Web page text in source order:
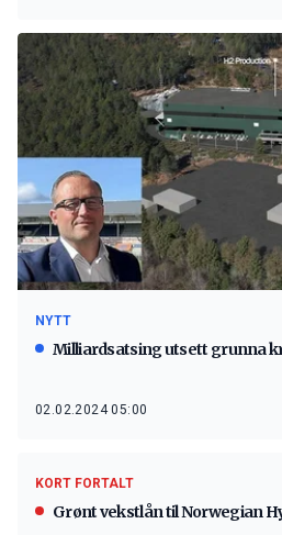
NYTT
Milliardsatsing utsett grunna
02.02.2024 05:00
KORT FORTALT
Grønt vekstlån til Norwegian